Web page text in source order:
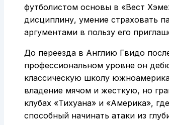
футболистом основы в «Вест
дисциплину, умение страховать
аргументами в пользу его
До переезда в Англию Гвидо
профессиональном уровне он
классическую школу
владение мячом и жесткую, но
клубах «Тихуана» и «Америка»,
способный начинать атаки из